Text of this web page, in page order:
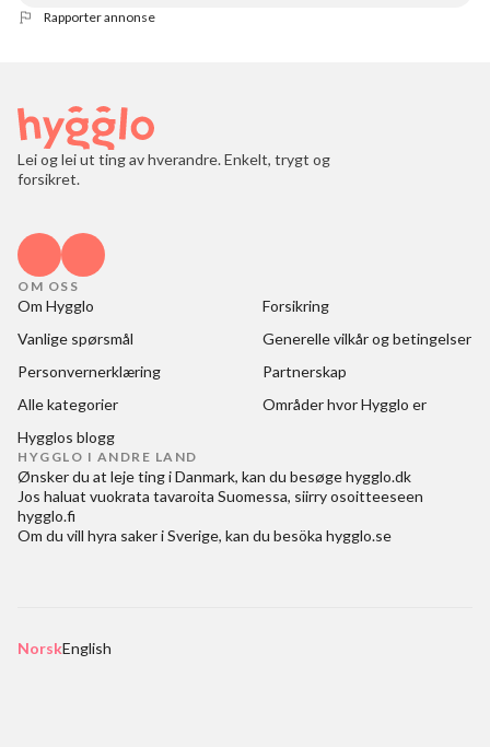
Rapporter annonse
Lei og lei ut ting av hverandre. Enkelt, trygt og
forsikret.
OM OSS
Om Hygglo
Forsikring
Vanlige spørsmål
Generelle vilkår og betingelser
Personvernerklæring
Partnerskap
Alle kategorier
Områder hvor Hygglo er
Hygglos blogg
HYGGLO I ANDRE LAND
Ønsker du at leje ting i Danmark, kan du besøgehygglo.dk
Jos haluat vuokrata tavaroita Suomessa, siirry osoitteeseen
hygglo.fi
Om du vill hyra saker i Sverige, kan du besöka hygglo.se
NorskEnglish